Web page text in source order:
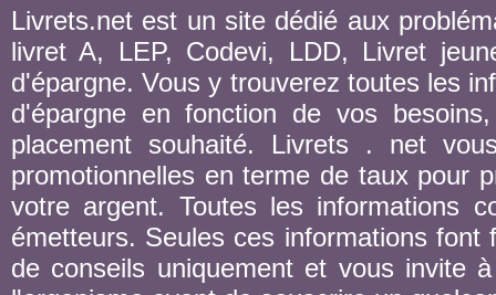
Livrets.net est un site dédié aux
livret A, LEP, Codevi, LDD, Livret
d'épargne. Vous y trouverez toutes les
d'épargne en fonction de vos
placement souhaité. Livrets . net
promotionnelles en terme de taux pour
votre argent. Toutes les informations
émetteurs. Seules ces informations
de conseils uniquement et vous invite